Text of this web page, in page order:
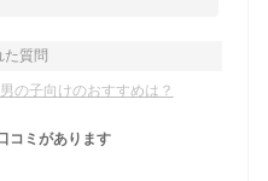
た質問
の子向けのおすすめは？
コミがあります